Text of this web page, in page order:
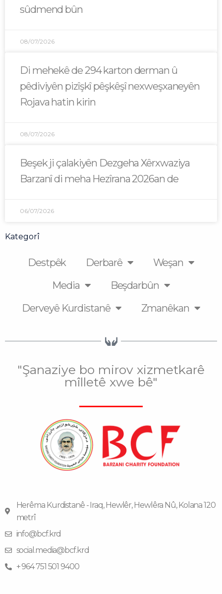
sûdmend bûn
08/07/2026
Di mehekê de 294 karton derman û
pêdiviyên pizîşkî pêşkêşî nexweşxaneyên
Rojava hatin kirin
08/07/2026
Beşek ji çalakiyên Dezgeha Xêrxwaziya
Barzanî di meha Hezîrana 2026an de
06/07/2026
Kategorî
Destpêk Derbarê
Weşan
Media
Beşdarbûn
Derveyê Kurdistanê
Zmanêkan
"Şanaziye bo mirov xizmetkarê
mîlletê xwe bê"
Herêma Kurdistanê - Iraq, Hewlêr, Hewlêra Nû, Kolana 120
metrî
info@bcf.krd
social.media@bcf.krd
+ 964 751 501 9400